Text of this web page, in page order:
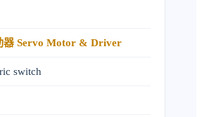
器 Servo Motor & Driver
switch